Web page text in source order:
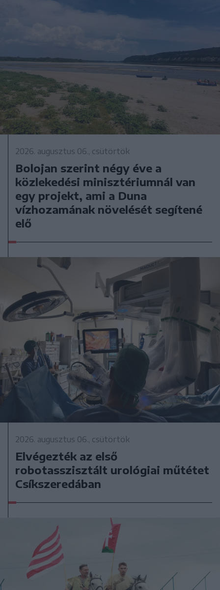
2026. augusztus 06., csütörtök
Bolojan szerint négy éve a
közlekedési minisztériumnál van
egy projekt, ami a Duna
vízhozamának növelését segítené
elő
2026. augusztus 06., csütörtök
Elvégezték az első
robotasszisztált urológiai műtétet
Csíkszeredában